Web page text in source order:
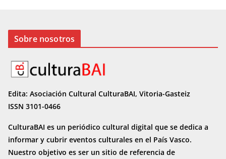
Sobre nosotros
Edita: Asociación Cultural CulturaBAI, Vitoria-Gasteiz
ISSN 3101-0466
CulturaBAI es un periódico cultural digital que se dedica a
informar y cubrir eventos culturales en el País Vasco.
Nuestro objetivo es ser un sitio de referencia de